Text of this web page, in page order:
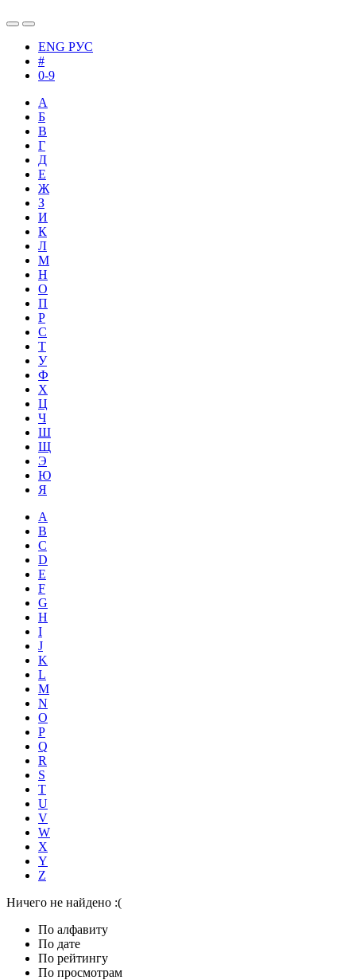
ENG РУС
#
0-9
А
Б
В
Г
Д
Е
Ж
З
И
К
Л
М
Н
О
П
Р
С
Т
У
Ф
Х
Ц
Ч
Ш
Щ
Э
Ю
Я
A
B
C
D
E
F
G
H
I
J
K
L
M
N
O
P
Q
R
S
T
U
V
W
X
Y
Z
Ничего не найдено :(
По алфавиту
По дате
По рейтингу
По просмотрам